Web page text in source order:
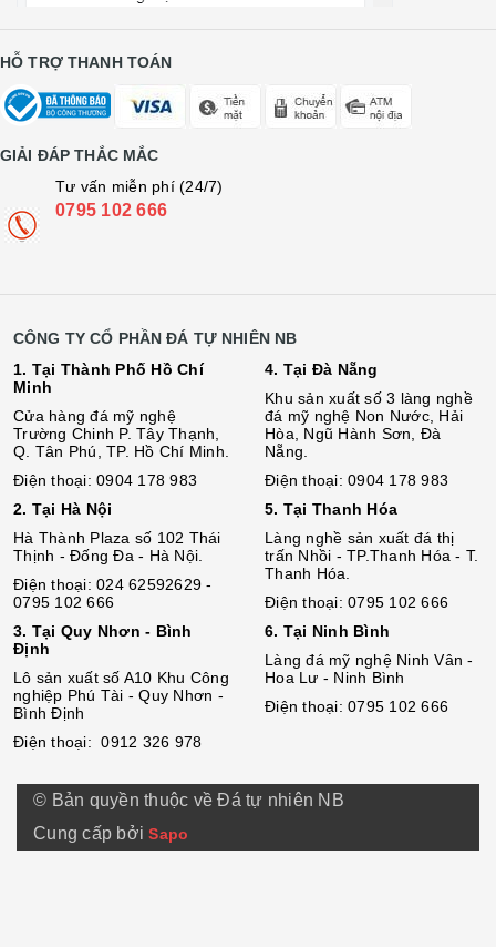
HỖ TRỢ THANH TOÁN
GIẢI ĐÁP THẮC MẮC
Tư vấn miễn phí (24/7)
0795 102 666
CÔNG TY CỔ PHẦN ĐÁ TỰ NHIÊN NB
1. Tại Thành Phố Hồ Chí
Minh
Cửa hàng đá mỹ nghệ
Trường Chinh P. Tây Thạnh,
Q. Tân Phú, TP. Hồ Chí Minh.
Điện thoại: 0904 178 983
2. Tại Hà Nội
Hà Thành Plaza số 102 Thái
Thịnh - Đống Đa - Hà Nội.
Điện thoại: 024 62592629 -
0795 102 666
3. Tại Quy Nhơn - Bình
Định
Lô sản xuất số A10 Khu Công
nghiệp Phú Tài - Quy Nhơn -
Bình Định
Điện thoại: 0912 326 978
4. Tại Đà Nẵng
Khu sản xuất số 3 làng nghề
đá mỹ nghệ Non Nước, Hải
Hòa, Ngũ Hành Sơn, Đà
Nẵng.
Điện thoại: 0904 178 983
5. Tại Thanh Hóa
Làng nghề sản xuất đá thị
trấn Nhồi - TP.Thanh Hóa - T.
Thanh Hóa.
Điện thoại: 0795 102 666
6. Tại Ninh Bình
Làng đá mỹ nghệ Ninh Vân -
Hoa Lư - Ninh Bình
Điện thoại: 0795 102 666
© Bản quyền thuộc về Đá tự nhiên NB
Cung cấp bởiSapo